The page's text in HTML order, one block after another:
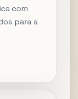
com
para a